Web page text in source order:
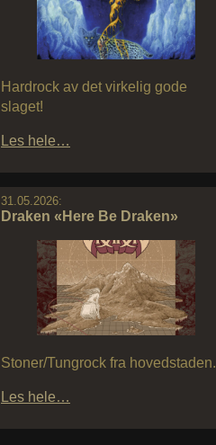
Hardrock av det virkelig gode
slaget!
Les hele…
31.05.2026:
Draken «Here Be Draken»
Stoner/Tungrock fra hovedstaden.
Les hele…